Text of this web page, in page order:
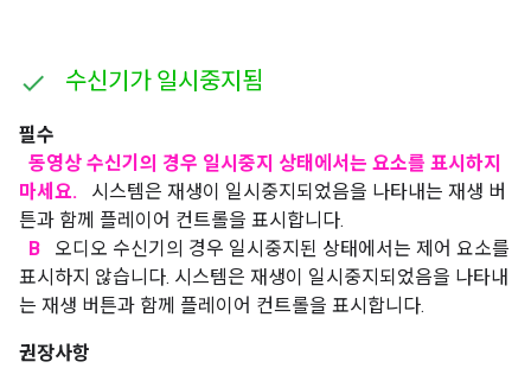
수신기가 일시중지됨
필수
동영상 수신기의 경우 일시중지 상태에서는 요소를 표시하지
마세요.
시스템은 재생이 일시중지되었음을 나타내는 재생 버
튼과 함께 플레이어 컨트롤을 표시합니다.
B
오디오 수신기의 경우 일시중지된 상태에서는 제어 요소를
표시하지 않습니다. 시스템은 재생이 일시중지되었음을 나타내
는 재생 버튼과 함께 플레이어 컨트롤을 표시합니다.
권장사항